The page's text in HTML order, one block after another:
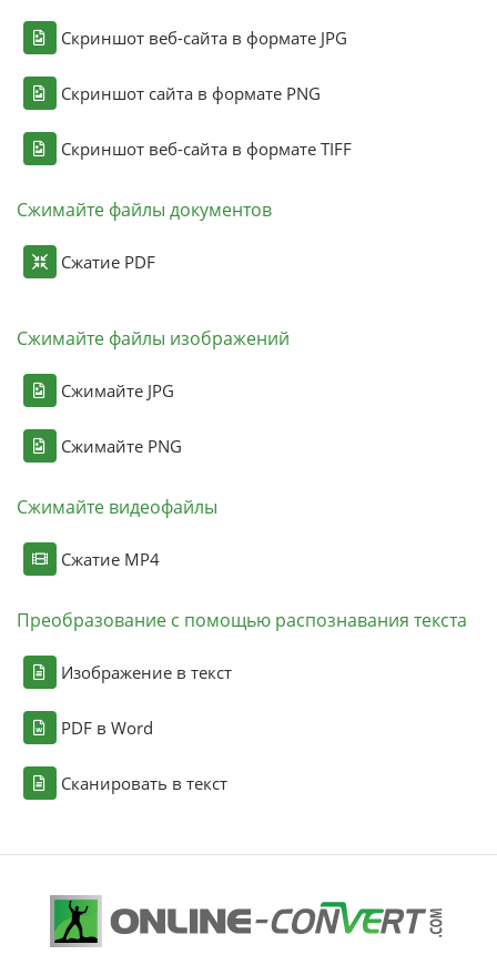
Скриншот веб-сайта в формате JPG
Скриншот сайта в формате PNG
Скриншот веб-сайта в формате TIFF
Сжимайте файлы документов
Сжатие PDF
Сжимайте файлы изображений
Сжимайте JPG
Сжимайте PNG
Сжимайте видеофайлы
Сжатие MP4
Преобразование с помощью распознавания текста
Изображение в текст
PDF в Word
Сканировать в текст